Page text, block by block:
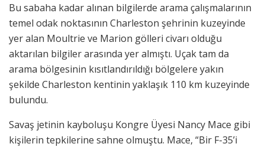
Bu sabaha kadar alınan bilgilerde arama çalışmalarının
temel odak noktasının Charleston şehrinin kuzeyinde
yer alan Moultrie ve Marion gölleri civarı olduğu
aktarılan bilgiler arasında yer almıştı. Uçak tam da
arama bölgesinin kısıtlandırıldığı bölgelere yakın
şekilde Charleston kentinin yaklaşık 110 km kuzeyinde
bulundu.
Savaş jetinin kayboluşu Kongre Üyesi Nancy Mace gibi
kişilerin tepkilerine sahne olmuştu. Mace, “Bir F-35’i